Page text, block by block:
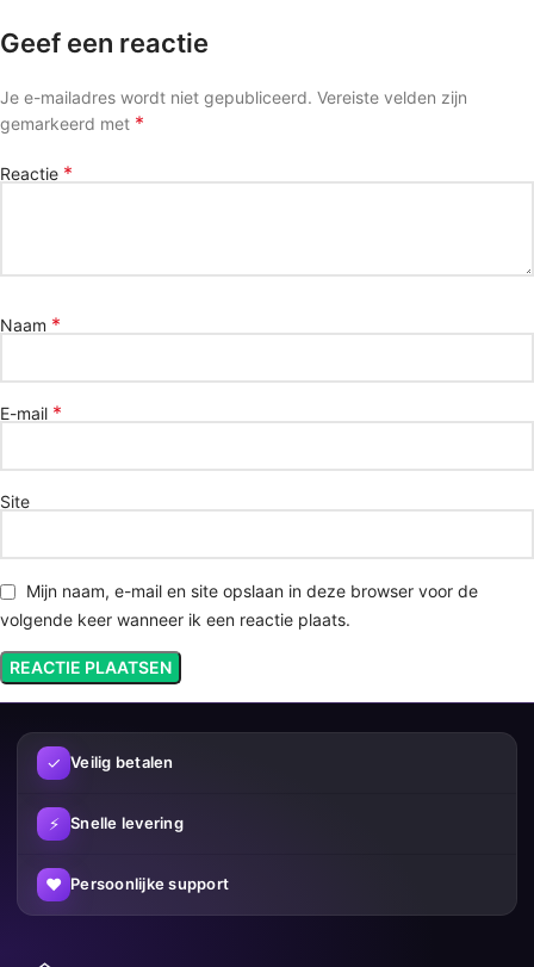
Geef een reactie
Je e-mailadres wordt niet gepubliceerd. Vereiste velden zijn
gemarkeerd met *
Reactie *
Naam *
E-mail *
Site
Mijn naam, e-mail en site opslaan in deze browser voor de
volgende keer wanneer ik een reactie plaats.
✓ Veilig betalen
⚡ Snelle levering
♥ Persoonlijke support